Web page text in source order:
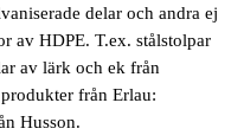
delar och andra ej
av HDPE. T.ex. stålstolpar
av lärk och ek från
från Erlau:
Husson.